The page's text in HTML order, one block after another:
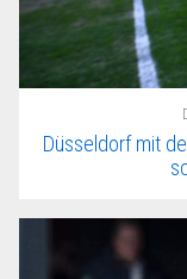
Düsseldorf mit